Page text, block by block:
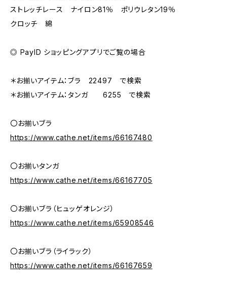
ストレッチレース ナイロン81％ ポリウレタン19％
クロッチ 綿
◎ PayID ショッピングアプリでご覧の場合
＊お揃いアイテム：ブラ 22497 で検索
＊お揃いアイテム：タンガ 6255 で検索
〇お揃いブラ
https://www.cathe.net/items/66167480
〇お揃いタンガ
https://www.cathe.net/items/66167705
〇お揃いブラ（ヒュッゲオレンジ）
https://www.cathe.net/items/65908546
〇お揃いブラ（ライラック）
https://www.cathe.net/items/66167659